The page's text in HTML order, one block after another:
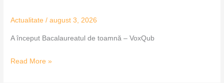
Actualitate /august 3, 2026
A început Bacalaureatul de toamnă – VoxQub
Read More »